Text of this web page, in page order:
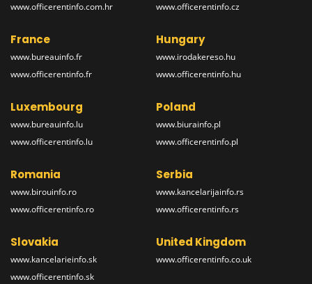
www.officerentinfo.com.hr
www.officerentinfo.cz
France
www.bureauinfo.fr
www.officerentinfo.fr
Hungary
www.irodakereso.hu
www.officerentinfo.hu
Luxembourg
www.bureauinfo.lu
www.officerentinfo.lu
Poland
www.biurainfo.pl
www.officerentinfo.pl
Romania
www.birouinfo.ro
www.officerentinfo.ro
Serbia
www.kancelarijainfo.rs
www.officerentinfo.rs
Slovakia
www.kancelarieinfo.sk
www.officerentinfo.sk
United Kingdom
www.officerentinfo.co.uk